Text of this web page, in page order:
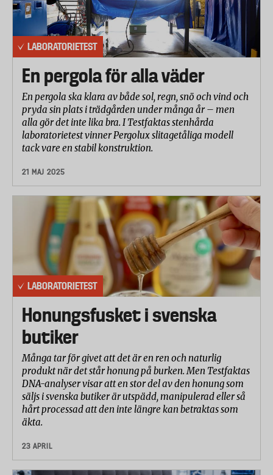
LABORATORIETEST
En pergola för alla väder
En pergola ska klara av både sol, regn, snö och vind och
pryda sin plats i trädgården under många år – men
alla gör det inte lika bra. I Testfaktas stenhårda
laboratorietest vinner Pergolux slitagetåliga modell
tack vare en stabil konstruktion.
21 MAJ 2025
LABORATORIETEST
Honungsfusket i svenska
butiker
Många tar för givet att det är en ren och naturlig
produkt när det står honung på burken. Men Testfaktas
DNA-analyser visar att en stor del av den honung som
säljs i svenska butiker är utspädd, manipulerad eller så
hårt processad att den inte längre kan betraktas som
äkta.
23 APRIL